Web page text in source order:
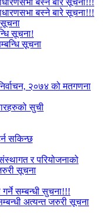
बस्ने बारे सूचना!!!
बस्ने बारे सूचना!!!
सूचना!
सूचना
२०७४ को मतगणना
सुची
सकिन्छ
र परियोजनाको
सूचना
सम्बन्धी सुचना!!!
अत्यन्त जरुरी सूचना